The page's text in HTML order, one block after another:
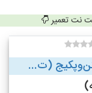
تعمیر
(ت...